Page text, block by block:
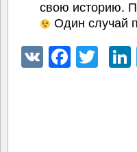
свою историю.
Один случай
VK